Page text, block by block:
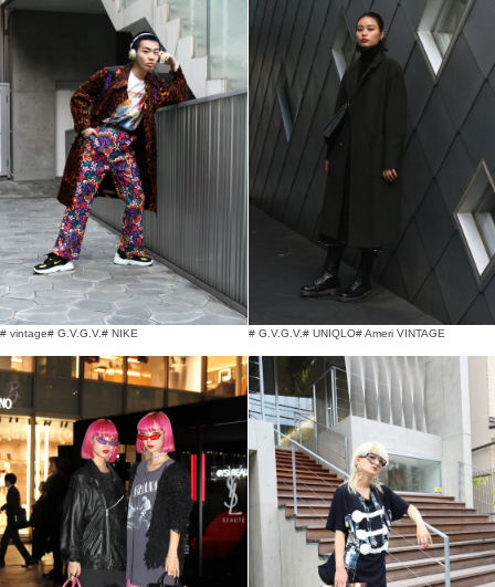
# vintage# G.V.G.V.# NIKE # G.V.G.V.# UNIQLO# Ameri VINTAGE